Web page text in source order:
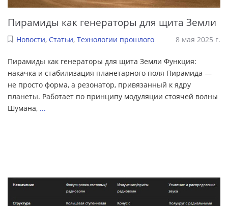
Пирамиды как генераторы для щита Земли
Новости, Статьи, Технологии прошлого 8 мая 2025 г.
Пирамиды как генераторы для щита Земли Функция:
накачка и стабилизация планетарного поля Пирамида —
не просто форма, а резонатор, привязанный к ядру
планеты. Работает по принципу модуляции стоячей волны
Шумана, ...